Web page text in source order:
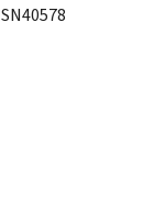
SN40578